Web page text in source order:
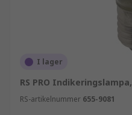
I lager
RS PRO
RS-artikelnummer 655-9081